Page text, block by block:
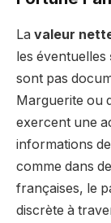
La valeur
les éventuelles
sont pas
Marguerite ou
exercent une
informations
comme dans
françaises, le
discrète à